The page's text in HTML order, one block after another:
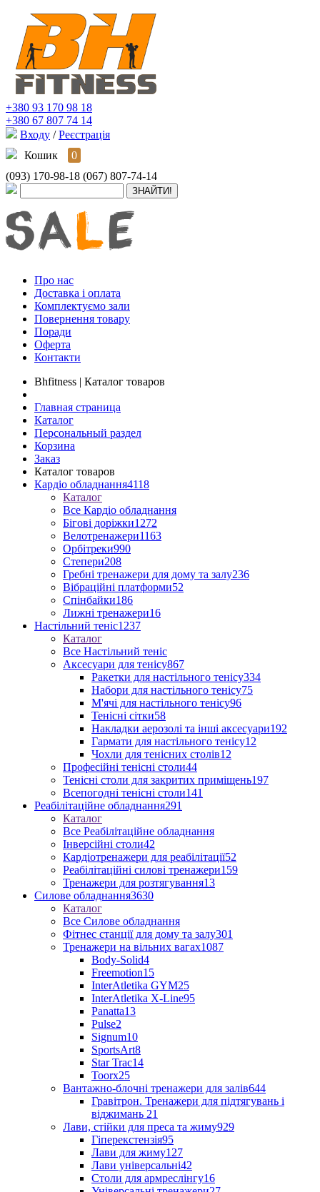
+380 93 170 98 18
+380 67 807 74 14
Входу / Реєстрація
Кошик
0
(093) 170-98-18 (067) 807-74-14
Про нас
Доставка і оплата
Комплектуємо зали
Повернення товару
Поради
Оферта
Контакти
Bhfitness | Каталог товаров
Главная страница
Каталог
Персональный раздел
Корзина
Заказ
Каталог товаров
Кардіо обладнання4118
Каталог
Все Кардіо обладнання
Бігові доріжки1272
Велотренажери1163
Орбітреки990
Степери208
Гребні тренажери для дому та залу236
Вібраційні платформи52
Спінбайки186
Лижні тренажери16
Настільний теніс1237
Каталог
Все Настільний теніс
Аксесуари для тенісу867
Ракетки для настільного тенісу334
Набори для настільного тенісу75
М'ячі для настільного тенісу96
Тенісні сітки58
Накладки аерозолі та інші аксесуари192
Гармати для настільного тенісу12
Чохли для тенісних столів12
Професійні тенісні столи44
Тенісні столи для закритих приміщень197
Всепогодні тенісні столи141
Реабілітаційне обладнання291
Каталог
Все Реабілітаційне обладнання
Інверсійні столи42
Кардіотренажери для реабілітації52
Реабілітаційні силові тренажери159
Тренажери для розтягування13
Силове обладнання3630
Каталог
Все Силове обладнання
Фітнес станції для дому та залу301
Тренажери на вільних вагах1087
Body-Solid4
Freemotion15
InterAtletika GYM25
InterAtletika X-Line95
Panatta13
Pulse2
Signum10
SportsArt8
Star Trac14
Toorx25
Вантажно-блочні тренажери для залів644
Гравітрон. Тренажери для підтягувань і
віджимань 21
Лави, стійки для преса та жиму929
Гіперекстензія95
Лави для жиму127
Лави універсальні42
Столи для армреслінгу16